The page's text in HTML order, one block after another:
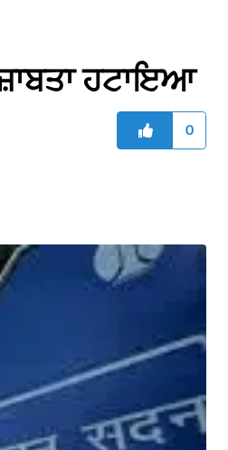
ਹਟਾਇਆ
0